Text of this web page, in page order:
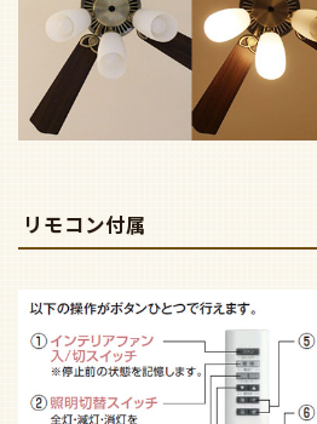
リモコン付属